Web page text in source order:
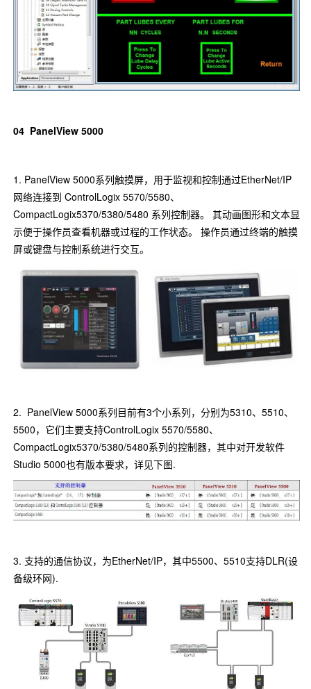
04 PanelView 5000
1. PanelView 5000系列触摸屏，用于监视和控制通过EtherNet/IP
网络连接到 ControlLogix 5570/5580、
CompactLogix5370/5380/5480 系列控制器。 其动画图形和文本显
示便于操作员查看机器或过程的工作状态。 操作员通过终端的触摸
屏或键盘与控制系统进行交互。
2. PanelView 5000系列目前有3个小系列，分别为5310、5510、
5500，它们主要支持ControlLogix 5570/5580、
CompactLogix5370/5380/5480系列的控制器，其中对开发软件
Studio 5000也有版本要求，详见下图.
3. 支持的通信协议，为EtherNet/IP，其中5500、5510支持DLR(设
备级环网).